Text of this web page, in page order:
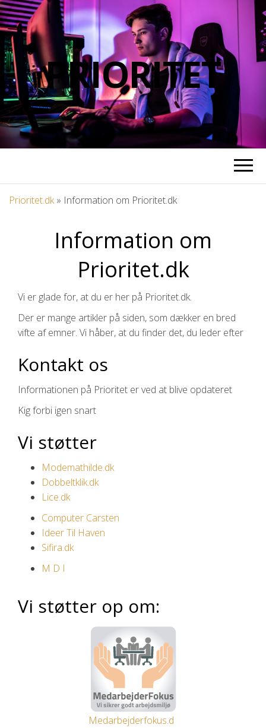
PRIORITET
Prioritet.dk» Information om Prioritet.dk
Information om
Prioritet.dk
Vi er glade for, at du er her på Prioritet.dk.
Der er mange artikler på siden, som dækker en bred
vifte af emner. Vi håber, at du finder det, du leder efter
Kontakt os
Informationen på Prioritet er ved at blive opdateret
Kig forbi igen snart
Vi støtter
Modemathilde.dk
Dobbeltklik.dk
Lice.dk
Computer Carsten
Ideer Til Haven
Sifira.dk
M D I
Vi støtter op om:
Medarbejderfokus.d